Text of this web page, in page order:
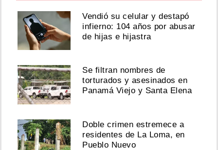
Vendió su celular y destapó
infierno: 104 años por abusar
de hijas e hijastra
Se filtran nombres de
torturados y asesinados en
Panamá Viejo y Santa Elena
Doble crimen estremece a
residentes de La Loma, en
Pueblo Nuevo